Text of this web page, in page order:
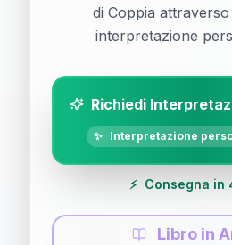
di Coppia
interpretazione
Richiedi
✨ Interpretazione
⚡ Consegna in
Libro in